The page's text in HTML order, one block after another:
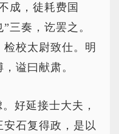
成，徒耗费国
三奏，讫罢之。
校太尉致仕。明
谥曰献肃。
好延接士大夫，
石复得政，是以